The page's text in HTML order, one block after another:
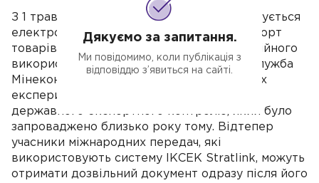
З 1 травня 2025 року в Україні запроваджується
електронна форма видачі дозволів на імпорт
товарів військового призначення та подвійного
використання. Про це повідомляє прес-служба
Мінекономіки. Це стало можливим у межах
експериментального проекту в сфері
державного експортного контролю, який було
запроваджено близько року тому. Відтепер
учасники міжнародних передач, які
використовують систему ІКСЕК Stratlink, можуть
отримати дозвільний документ одразу після його
Дякуємо за запитання.
Ми повідомимо, коли публікація з
відповіддю з’явиться на сайті.